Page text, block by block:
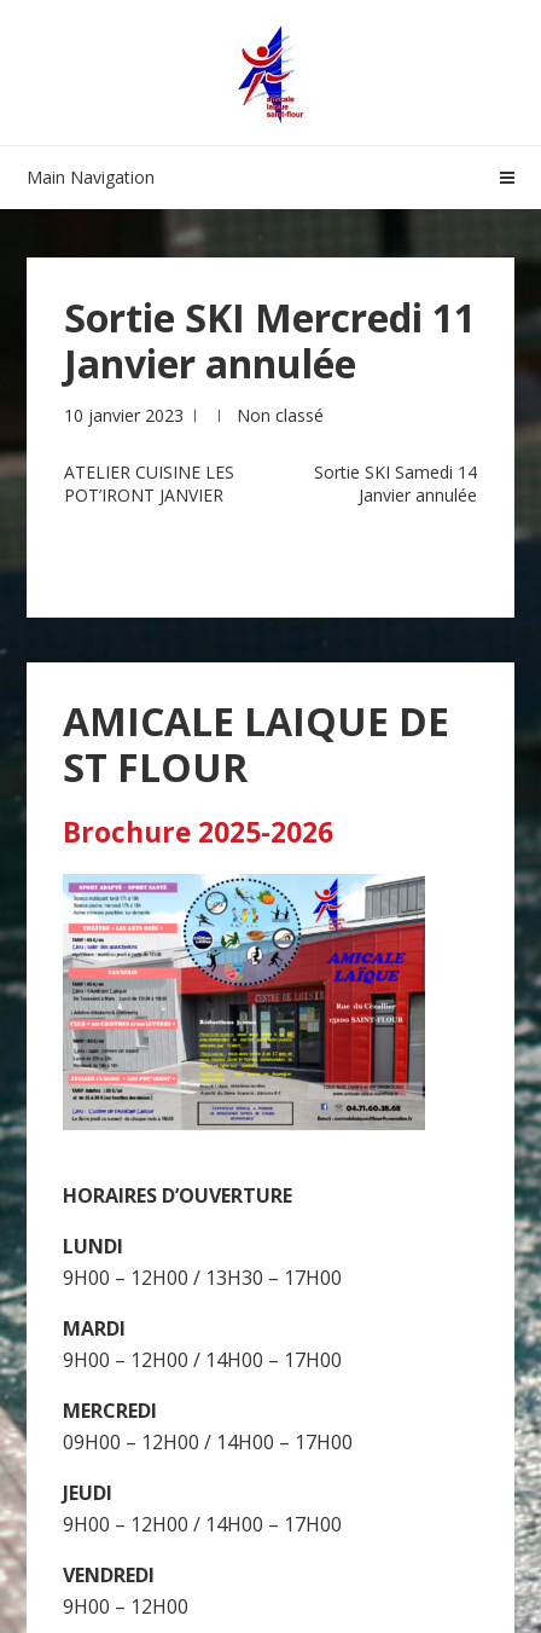
Main Navigation
Sortie SKI Mercredi 11
Janvier annulée
10 janvier 2023 Non classé
Navigation
ATELIER CUISINE LES
POT’IRONT JANVIER
Sortie SKI Samedi 14
Janvier annulée
AMICALE LAIQUE DE
ST FLOUR
Brochure 2025-2026
HORAIRES D’OUVERTURE
LUNDI
9H00 – 12H00 / 13H30 – 17H00
MARDI
9H00 – 12H00 / 14H00 – 17H00
MERCREDI
09H00 – 12H00 / 14H00 – 17H00
JEUDI
9H00 – 12H00 / 14H00 – 17H00
VENDREDI
9H00 – 12H00